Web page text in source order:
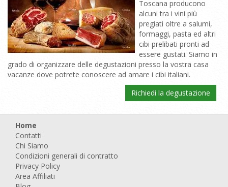
Toscana producono
alcuni tra i vini più
pregiati oltre a salumi,
formaggi, pasta ed altri
cibi prelibati pronti ad
essere gustati. Siamo in
grado di organizzare delle degustazioni presso la vostra casa
vacanze dove potrete conoscere ad amare i cibi italiani.
Richiedi la degustazione
Home
Contatti
Chi Siamo
Condizioni generali di contratto
Privacy Policy
Area Affiliati